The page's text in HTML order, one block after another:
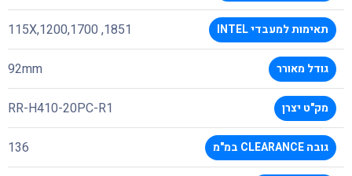
תאימות למעבדי INTEL 115X,1200,1700 ,1851
גודל מאורר 92mm
מק"ט יצרן RR-H410-20PC-R1
גובה CLEARANCE במ"מ 136